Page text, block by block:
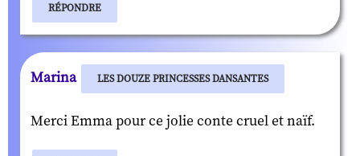
RÉPONDRE
Marina LES DOUZE PRINCESSES DANSANTES
Merci Emma pour ce jolie conte cruel et naïf.